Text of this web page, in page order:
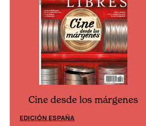
Cine desde los márgenes
EDICIÓN ESPAÑA